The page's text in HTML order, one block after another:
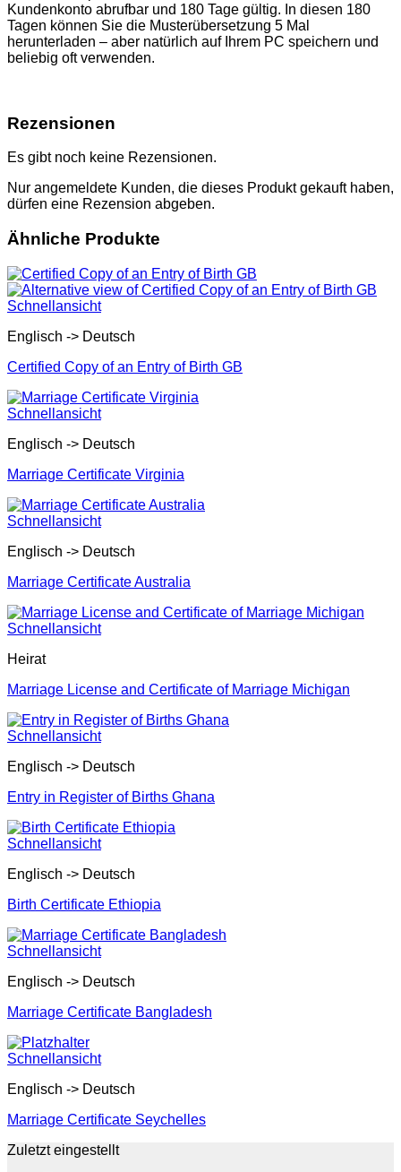
Kundenkonto abrufbar und 180 Tage gültig. In diesen 180
Tagen können Sie die Musterübersetzung 5 Mal
herunterladen – aber natürlich auf Ihrem PC speichern und
beliebig oft verwenden.
Rezensionen
Es gibt noch keine Rezensionen.
Nur angemeldete Kunden, die dieses Produkt gekauft haben,
dürfen eine Rezension abgeben.
Ähnliche Produkte
Schnellansicht
Englisch -> Deutsch
Certified Copy of an Entry of Birth GB
Schnellansicht
Englisch -> Deutsch
Marriage Certificate Virginia
Schnellansicht
Englisch -> Deutsch
Marriage Certificate Australia
Schnellansicht
Heirat
Marriage License and Certificate of Marriage Michigan
Schnellansicht
Englisch -> Deutsch
Entry in Register of Births Ghana
Schnellansicht
Englisch -> Deutsch
Birth Certificate Ethiopia
Schnellansicht
Englisch -> Deutsch
Marriage Certificate Bangladesh
Schnellansicht
Englisch -> Deutsch
Marriage Certificate Seychelles
Zuletzt eingestellt